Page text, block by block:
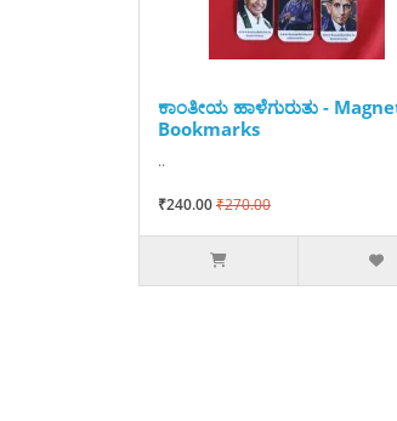
ಕಾಂತೀಯ ಹಾಳೆಗುರುತು -
Bookmarks
..
₹240.00₹270.00